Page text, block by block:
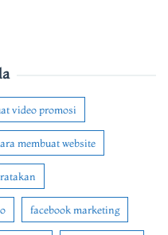
video promosi
membuat website
facebook marketing